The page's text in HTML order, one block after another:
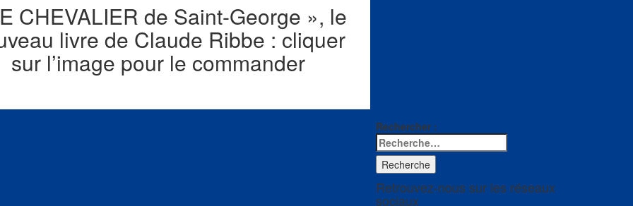
CHEVALIER de Saint-George », le
livre de Claude Ribbe : cliquer
sur l’image pour le commander
Rechercher :
Recherche
Retrouvez-nous sur les réseaux
sociaux